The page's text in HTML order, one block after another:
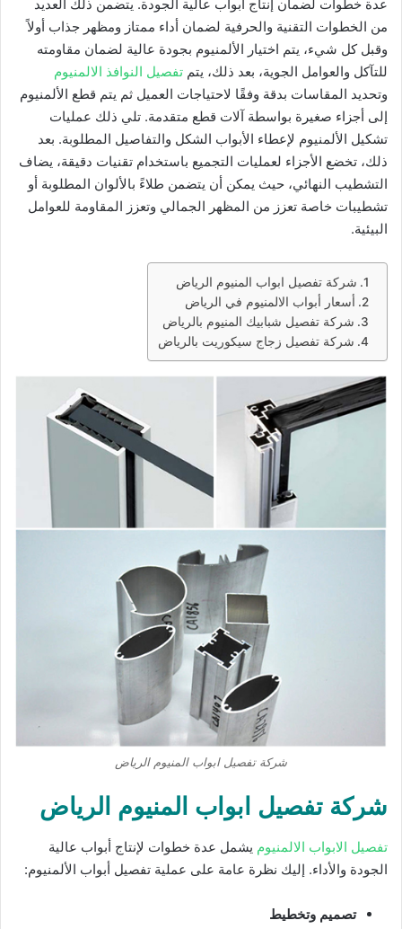
عدة خطوات لضمان إنتاج أبواب عالية الجودة. يتضمن ذلك العديد
من الخطوات التقنية والحرفية لضمان أداء ممتاز ومظهر جذاب أولاً
وقبل كل شيء، يتم اختيار الألمنيوم بجودة عالية لضمان مقاومته
للتآكل والعوامل الجوية، بعد ذلك، يتم تفصيل النوافذ الالمنيوم
وتحديد المقاسات بدقة وفقًا لاحتياجات العميل ثم يتم قطع الألمنيوم
إلى أجزاء صغيرة بواسطة آلات قطع متقدمة. تلي ذلك عمليات
تشكيل الألمنيوم لإعطاء الأبواب الشكل والتفاصيل المطلوبة. بعد
ذلك، تخضع الأجزاء لعمليات التجميع باستخدام تقنيات دقيقة، يضاف
التشطيب النهائي، حيث يمكن أن يتضمن طلاءً بالألوان المطلوبة أو
تشطيبات خاصة تعزز من المظهر الجمالي وتعزز المقاومة للعوامل
البيئية.
شركة تفصيل ابواب المنيوم الرياض
أسعار أبواب الالمنيوم في الرياض
شركة تفصيل شبابيك المنيوم بالرياض
شركة تفصيل زجاج سيكوريت بالرياض
شركة تفصيل ابواب المنيوم الرياض
شركة تفصيل ابواب المنيوم الرياض
تفصيل الابواب الالمنيوم يشمل عدة خطوات لإنتاج أبواب عالية
الجودة والأداء. إليك نظرة عامة على عملية تفصيل أبواب الألمنيوم:
تصميم وتخطيط